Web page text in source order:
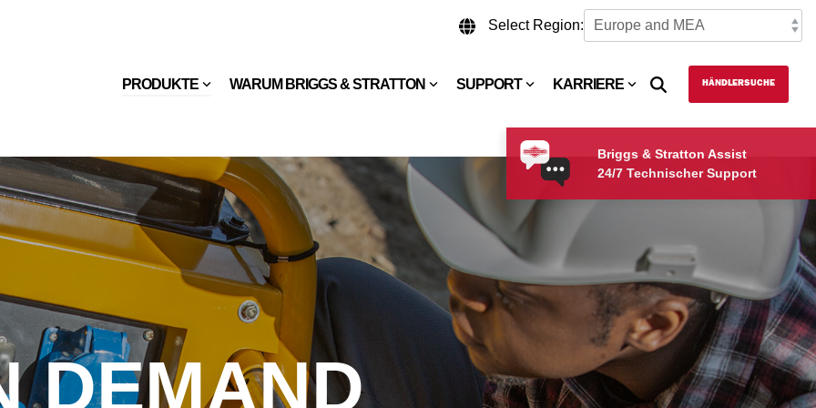
Select Region:
PRODUKTE WARUM BRIGGS & STRATTON SUPPORT KARRIERE HÄNDLERSUCHE
DEMAND
Briggs & Stratton Assist
24/7 Technischer Support